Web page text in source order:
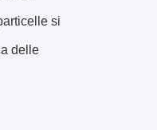
si
delle